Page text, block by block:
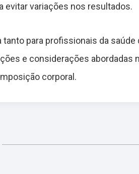
evitar variações nos resultados.
para profissionais da
e considerações abordadas
corporal.